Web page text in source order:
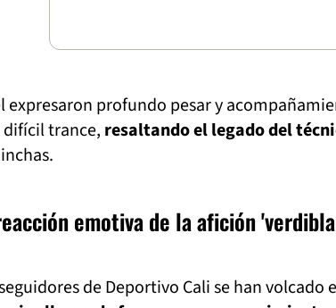
expresaron profundo pesar y
difícil trance, resaltando el legado del
emotiva de la afición
de Deportivo Cali se han